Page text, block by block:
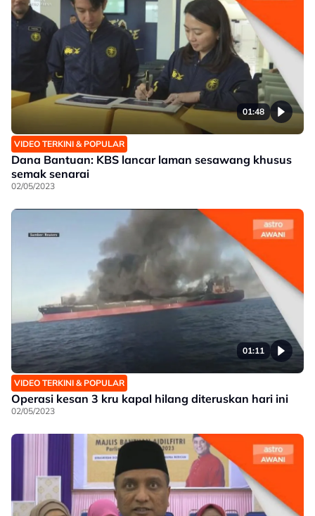
01:48
VIDEO TERKINI & POPULAR
Dana Bantuan: KBS lancar laman sesawang khusus
semak senarai
02/05/2023
01:11
VIDEO TERKINI & POPULAR
Operasi kesan 3 kru kapal hilang diteruskan hari ini
02/05/2023